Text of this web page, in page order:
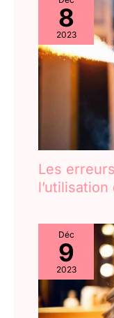
8
2023
Les
l’utilisation
Déc
9
2023